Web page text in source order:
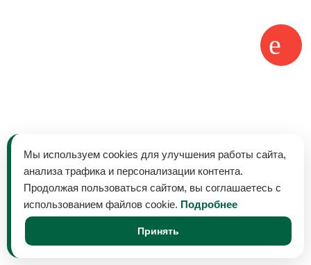
Мы используем cookies для улучшения работы сайта,
анализа трафика и персонализации контента.
Продолжая пользоваться сайтом, вы соглашаетесь с
использованием файлов cookie. Подробнее
Принять